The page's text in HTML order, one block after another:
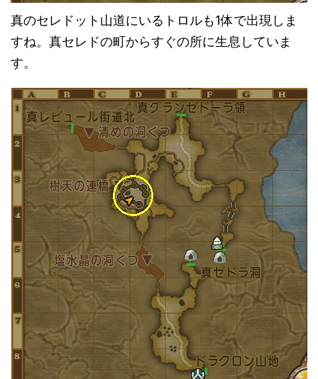
真のセレドット山道にいるトロルも1体で出現しま
すね。真セレドの町からすぐの所に生息していま
す。